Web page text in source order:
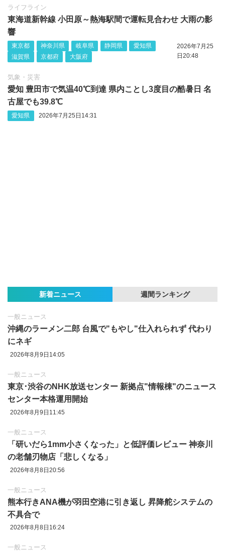
ライフライン
東海道新幹線 小田原～熱海駅間で運転見合わせ 大雨の影
響
東京都 神奈川県 岐阜県 静岡県
愛知県
滋賀県
京都府 大阪府
2026年7月25
日20:48
気象・災害
愛知 豊田市で気温40℃到達 県内ことし3度目の酷暑日 名
古屋でも39.8℃
愛知県 2026年7月25日14:31
新着ニュース 週間ランキング
一般ニュース
沖縄のラーメン二郎 台風で"もやし"仕入れられず 代わり
にネギ
2026年8月9日14:05
一般ニュース
東京‪･‬渋谷のNHK放送センター 新拠点"情報棟"のニュース
センター本格運用開始
2026年8月9日11:45
一般ニュース
「研いだら1mm小さくなった」と低評価レビュー 神奈川
の老舗刃物店「悲しくなる」
2026年8月8日20:56
一般ニュース
熊本行きANA機が羽田空港に引き返し 昇降舵システムの
不具合で
2026年8月8日16:24
一般ニュース